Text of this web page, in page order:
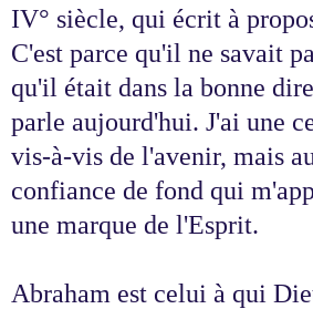
IV° siècle, qui écrit à
C'est parce qu'il ne savait
qu'il était dans la bonne
parle aujourd'hui. J'ai une
vis-à-vis de l'avenir, mais
confiance de fond qui
une marque de l'Esprit.
Abraham est celui à qui